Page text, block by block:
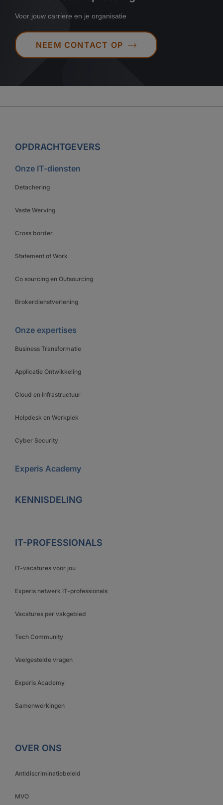
Voor jouw carriere en je organisatie
NEEM CONTACT OP
OPDRACHTGEVERS
Onze IT-diensten
Detachering
Vaste Werving
Cross border
Statement of Work
Co sourcing en Outsourcing
Brokerdienstverlening
Onze expertises
Business Transformatie
Applicatie Ontwikkeling
Cloud en Infrastructuur
Helpdesk en Werkplek
Cyber Security
Experis Academy
KENNISDELING
IT-PROFESSIONALS
IT-vacatures voor jou
Experis netwerk IT-professionals
Vacatures per vakgebied
Tech Community
Veelgestelde vragen
Experis Academy
Samenwerkingen
OVER ONS
Antidiscriminatiebeleid
MVO